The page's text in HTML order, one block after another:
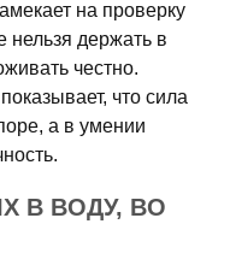
на проверку
нельзя держать в
честно.
что сила
а в умении
В ВОДУ, ВО